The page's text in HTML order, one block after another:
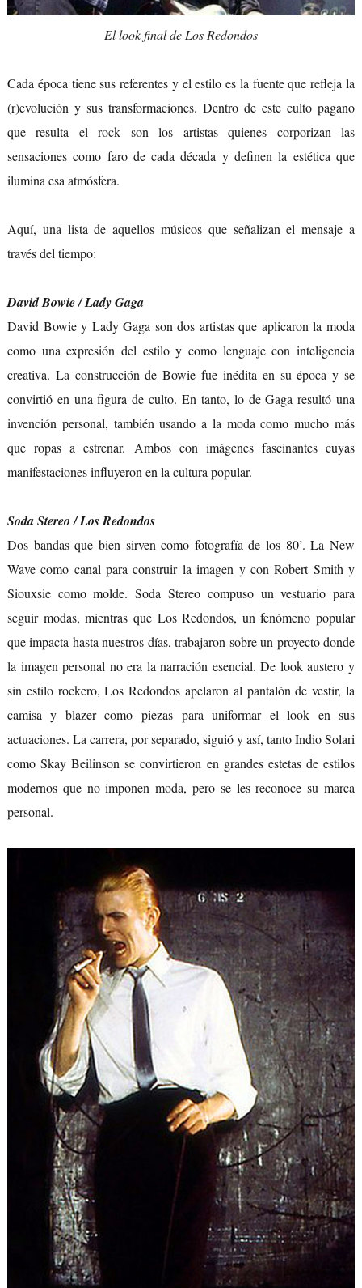
El look final de Los Redondos
Cada época tiene sus referentes y el estilo es la fuente que refleja la
(r)evolución y sus transformaciones. Dentro de este culto pagano
que resulta el rock son los artistas quienes corporizan las
sensaciones como faro de cada década y definen la estética que
ilumina esa atmósfera.
Aquí, una lista de aquellos músicos que señalizan el mensaje a
través del tiempo:
David Bowie / Lady Gaga
David Bowie y Lady Gaga son dos artistas que aplicaron la moda
como una expresión del estilo y como lenguaje con inteligencia
creativa. La construcción de Bowie fue inédita en su época y se
convirtió en una figura de culto. En tanto, lo de Gaga resultó una
invención personal, también usando a la moda como mucho más
que ropas a estrenar. Ambos con imágenes fascinantes cuyas
manifestaciones influyeron en la cultura popular.
Soda Stereo / Los Redondos
Dos bandas que bien sirven como fotografía de los 80’. La New
Wave como canal para construir la imagen y con Robert Smith y
Siouxsie como molde. Soda Stereo compuso un vestuario para
seguir modas, mientras que Los Redondos, un fenómeno popular
que impacta hasta nuestros días, trabajaron sobre un proyecto donde
la imagen personal no era la narración esencial. De look austero y
sin estilo rockero, Los Redondos apelaron al pantalón de vestir, la
camisa y blazer como piezas para uniformar el look en sus
actuaciones. La carrera, por separado, siguió y así, tanto Indio Solari
como Skay Beilinson se convirtieron en grandes estetas de estilos
modernos que no imponen moda, pero se les reconoce su marca
personal.